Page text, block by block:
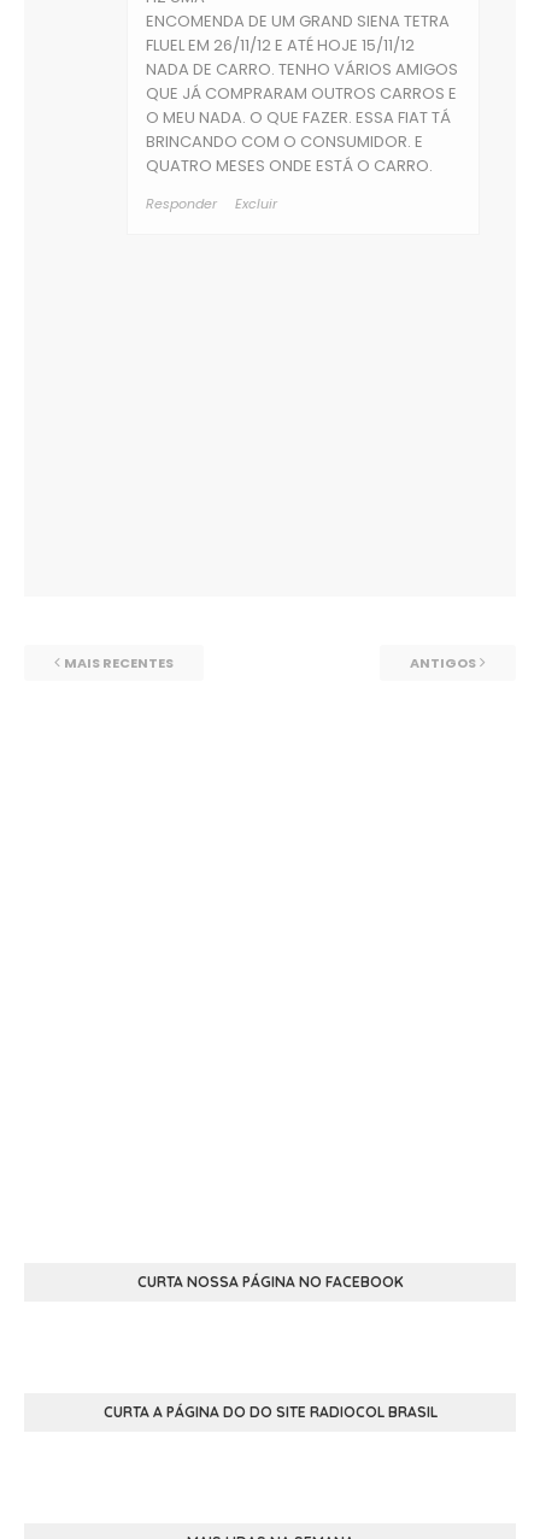
ENCOMENDA DE UM GRAND SIENA TETRA
FLUEL EM 26/11/12 E ATÉ HOJE 15/11/12
NADA DE CARRO. TENHO VÁRIOS AMIGOS
QUE JÁ COMPRARAM OUTROS CARROS E
O MEU NADA. O QUE FAZER. ESSA FIAT TÁ
BRINCANDO COM O CONSUMIDOR. E
QUATRO MESES ONDE ESTÁ O CARRO.
Responder Excluir
MAIS RECENTES ANTIGOS
CURTA NOSSA PÁGINA NO FACEBOOK
CURTA A PÁGINA DO DO SITE RADIOCOL BRASIL